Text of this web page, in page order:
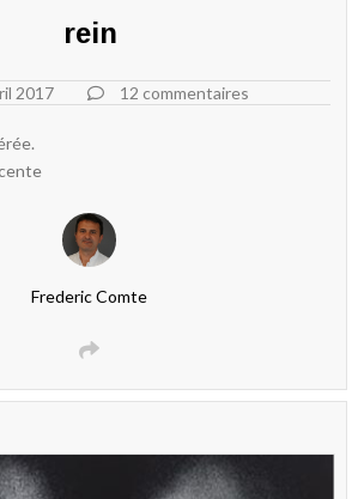
rein
2017 12 commentaires
Frederic Comte